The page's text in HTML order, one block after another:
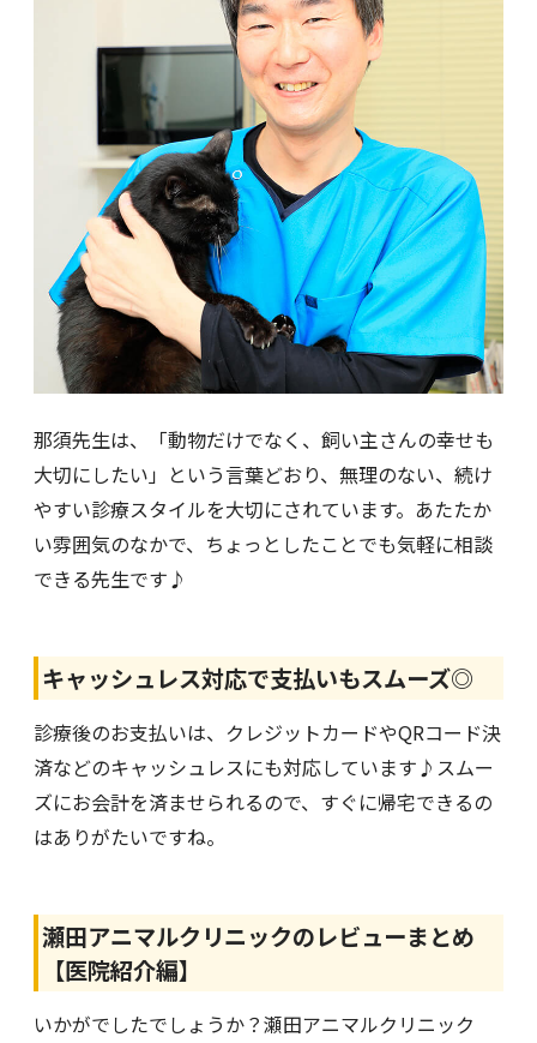
那須先生は、「動物だけでなく、飼い主さんの幸せも
大切にしたい」という言葉どおり、無理のない、続け
やすい診療スタイルを大切にされています。あたたか
い雰囲気のなかで、ちょっとしたことでも気軽に相談
できる先生です♪
キャッシュレス対応で支払いもスムーズ◎
診療後のお支払いは、クレジットカードやQRコード決
済などのキャッシュレスにも対応しています♪スムー
ズにお会計を済ませられるので、すぐに帰宅できるの
はありがたいですね。
瀬田アニマルクリニックのレビューまとめ
【医院紹介編】
いかがでしたでしょうか？瀬田アニマルクリニック